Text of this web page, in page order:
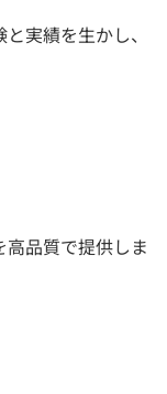
実績を生かし、
品質で提供しま